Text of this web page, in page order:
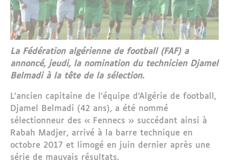
La Fédération algérienne de football (FAF) a
annoncé, jeudi, la nomination du technicien Djamel
Belmadi à la tête de la sélection.
L’ancien capitaine de l’équipe d’Algérie de football,
Djamel Belmadi (42 ans), a été nommé
sélectionneur des « Fennecs » succédant ainsi à
Rabah Madjer, arrivé à la barre technique en
octobre 2017 et limogé en juin dernier après une
série de mauvais résultats.